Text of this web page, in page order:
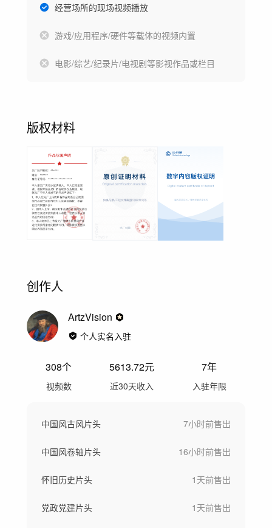
经营场所的现场视频播放
游戏/应用程序/硬件等载体的视频内置
电影/综艺/纪录片/电视剧等影视作品或栏目
版权材料
创作人
ArtzVision
个人实名入驻
308个
视频数
5613.72元
近30天收入
7年
入驻年限
中国风古风片头 7小时前售出
中国风卷轴片头 16小时前售出
怀旧历史片头 1天前售出
党政党建片头 1天前售出